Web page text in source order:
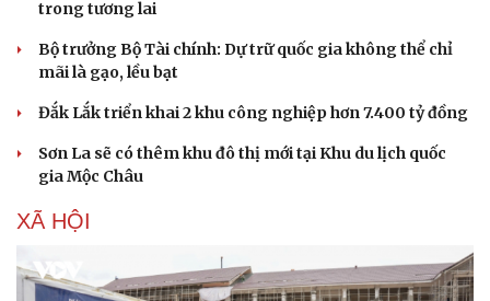
trong tương lai
Bộ trưởng Bộ Tài chính: Dự trữ quốc gia không thể chỉ
mãi là gạo, lều bạt
Đắk Lắk triển khai 2 khu công nghiệp hơn 7.400 tỷ đồng
Sơn La sẽ có thêm khu đô thị mới tại Khu du lịch quốc
gia Mộc Châu
XÃ HỘI